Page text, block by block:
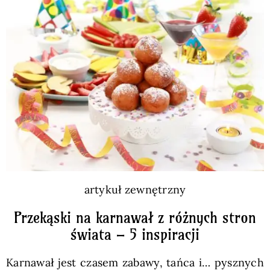
Pieczywo
Przetwory
Posiłki
Zdrowo i fit
SKLEP
Polski
artykuł zewnętrzny
Przekąski na karnawał z różnych stron
świata – 5 inspiracji
Karnawał jest czasem zabawy, tańca i… pysznych